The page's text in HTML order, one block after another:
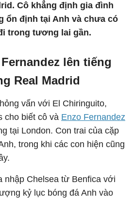
Cô khẳng định gia đình
ổn định tại Anh và chưa có
trong tương lai gần.
lên tiếng
Real Madrid
vấn với El Chiringuito,
cho biết cô và Enzo Fernandez
tại London. Con trai của cặp
trong khi các con hiện cũng
nhập Chelsea từ Benfica với
kỷ lục bóng đá Anh vào